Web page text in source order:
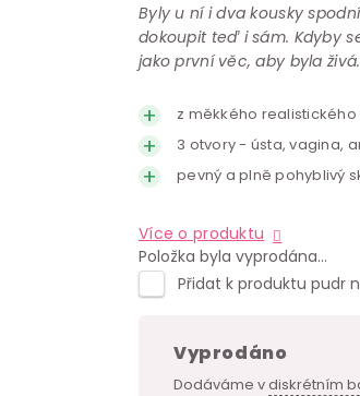
Byly u ní i dva kousky
dokoupit teď i sám. Kdyby
jako první věc, aby byla
z měkkého
3 otvory - ústa, vagina,
pevný a plně pohyblivý
Více o produktu
Položka byla vyprodána…
Přidat k produktu pudr
Vyprodáno
Dodáváme vdiskrétním